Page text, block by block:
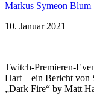
Markus Symeon Blum
10. Januar 2021
Twitch-Premieren-
Hart – ein Bericht von
„Dark Fire“ by Matt